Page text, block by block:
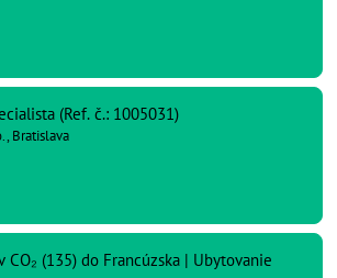
(Ref. č.: 1005031)
Bratislava
CO₂ (135) do Francúzska | Ubytovanie